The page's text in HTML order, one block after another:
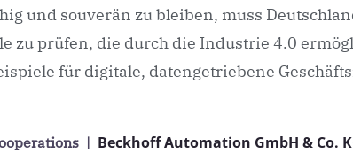
und souverän zu bleiben, muss
zu prüfen, die durch die Industrie 4.0
für digitale, datengetriebene
| Beckhoff Automation GmbH & Co.